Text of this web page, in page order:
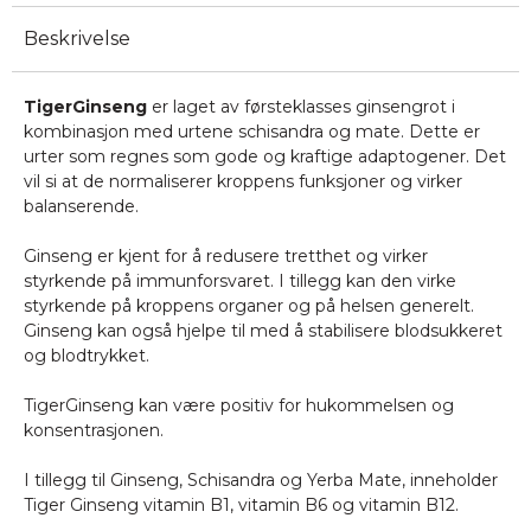
Beskrivelse
TigerGinseng er laget av førsteklasses ginsengrot i
kombinasjon med urtene schisandra og mate. Dette er
urter som regnes som gode og kraftige adaptogener. Det
vil si at de normaliserer kroppens funksjoner og virker
balanserende.
Ginseng er kjent for å redusere tretthet og virker
styrkende på immunforsvaret. I tillegg kan den virke
styrkende på kroppens organer og på helsen generelt.
Ginseng kan også hjelpe til med å stabilisere blodsukkeret
og blodtrykket.
TigerGinseng kan være positiv for hukommelsen og
konsentrasjonen.
I tillegg til Ginseng, Schisandra og Yerba Mate, inneholder
Tiger Ginseng vitamin B1, vitamin B6 og vitamin B12.